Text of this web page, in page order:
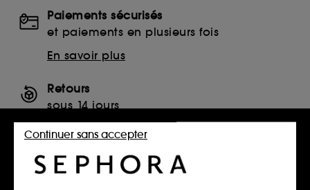
Paiements sécurisés
et paiements en plusieurs fois
En savoir plus
Retours
sous 14 jours
Retourner mon article
SERVICES, CONTACT ET CONDITIONS DES OFFRES
Continuer sans accepter